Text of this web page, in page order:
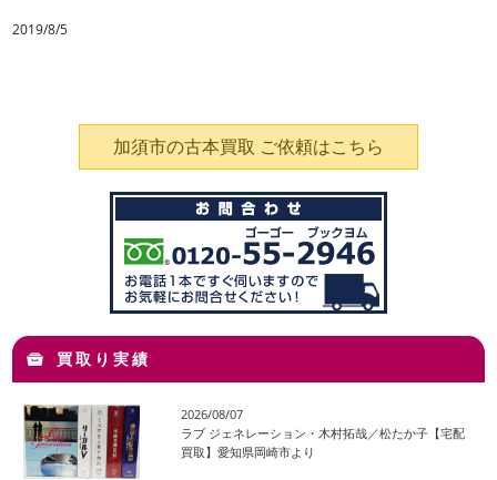
2019/8/5
加須市の古本買取 ご依頼はこちら
買取り実績
2026/08/07
ラブ ジェネレーション・木村拓哉／松たか子【宅配
買取】愛知県岡崎市より